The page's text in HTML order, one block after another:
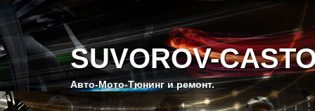
SUVOROV-
Авто-Мото-Тюнинг и ремонт.